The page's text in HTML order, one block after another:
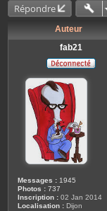
Répondre
Auteur
fab21
Messages : 1945
Photos : 737
Inscription : 02 Jan 2014
Localisation : Dijon